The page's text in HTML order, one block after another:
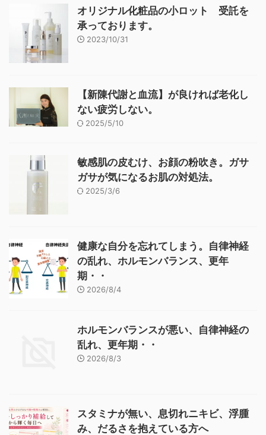
オリジナル化粧品の小ロット 受託を
承っております。
2023/10/31
【新陳代謝と血流】が良ければ老化し
ない疲労しない。
2025/5/10
敏感肌の皮むけ、お顔の粉吹き。ガサ
ガサが気になるお肌の対処法。
2025/3/6
健康な自分を忘れてしまう。自律神経
の乱れ、ホルモンバランス、更年
期・・
2026/8/4
ホルモンバランスが悪い、自律神経の
乱れ、更年期・・
2026/8/3
スタミナが無い、息切れニキビ、浮腫
み、だるさを抱えている方へ